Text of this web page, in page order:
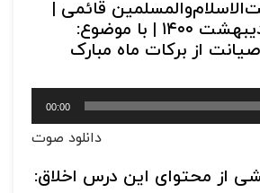
قائمی |
چهارشنبه ۲۲ اردیبهشت ۱۴۰۰ | با موضوع:
از برکات ماه مبارک
00:00
دانلود صوت
از محتوای این درس اخلاق: